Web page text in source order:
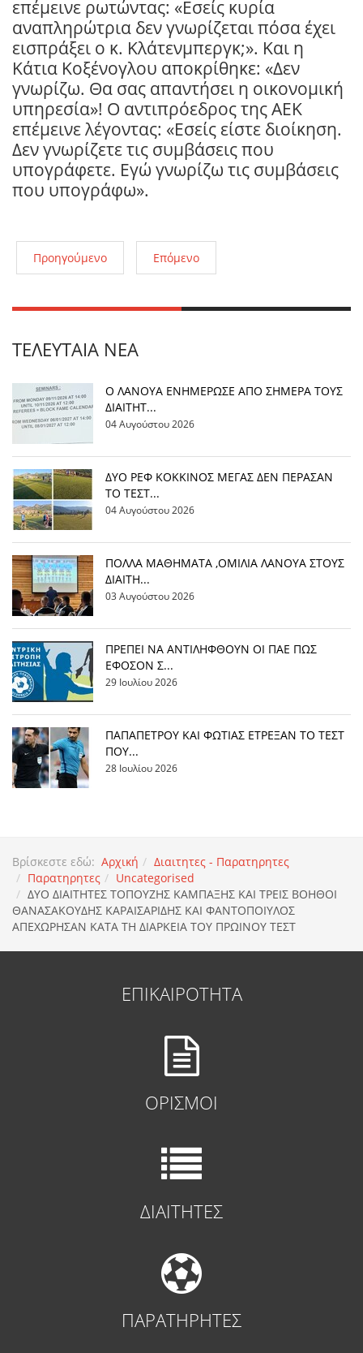
επέμεινε ρωτώντας: «Εσείς κυρία
αναπληρώτρια δεν γνωρίζεται πόσα έχει
εισπράξει ο κ. Κλάτενμπεργκ;». Και η
Κάτια Κοξένογλου αποκρίθηκε: «Δεν
γνωρίζω. Θα σας απαντήσει η οικονομική
υπηρεσία»! Ο αντιπρόεδρος της ΑΕΚ
επέμεινε λέγοντας: «Εσείς είστε διοίκηση.
Δεν γνωρίζετε τις συμβάσεις που
υπογράφετε. Εγώ γνωρίζω τις συμβάσεις
που υπογράφω».
Προηγούμενο Επόμενο
ΤΕΛΕΥΤΑΊΑ ΝΈΑ
Ο ΛΑΝΟΥΑ ΕΝΗΜΕΡΩΣΕ ΑΠΟ ΣΗΜΕΡΑ ΤΟΥΣ
ΔΙΑΙΤΗΤ...
04 Αυγούστου 2026
ΔΥΟ ΡΕΦ ΚΟΚΚΙΝΟΣ ΜΕΓΑΣ ΔΕΝ ΠΕΡΑΣΑΝ
ΤΟ ΤΕΣΤ...
04 Αυγούστου 2026
ΠΟΛΛΑ ΜΑΘΗΜΑΤΑ ,ΟΜΙΛΙΑ ΛΑΝΟΥΑ ΣΤΟΥΣ
ΔΙΑΙΤΗ...
03 Αυγούστου 2026
ΠΡΕΠΕΙ ΝΑ ΑΝΤΙΛΗΦΘΟΥΝ ΟΙ ΠΑΕ ΠΩΣ
ΕΦΟΣΟΝ Σ...
29 Ιουλίου 2026
ΠΑΠΑΠΕΤΡΟΥ ΚΑΙ ΦΩΤΙΑΣ ΕΤΡΕΞΑΝ ΤΟ ΤΕΣΤ
ΠΟΥ...
28 Ιουλίου 2026
Βρίσκεστε εδώ: Αρχική
Διαιτητες - Παρατηρητες
Παρατηρητες
Uncategorised
ΔΥΟ ΔΙΑΙΤΗΤΕΣ ΤΟΠΟΥΖΗΣ ΚΑΜΠΑΞΗΣ ΚΑΙ ΤΡΕΙΣ ΒΟΗΘΟΙ
ΘΑΝΑΣΑΚΟΥΔΗΣ ΚΑΡΑΙΣΑΡΙΔΗΣ ΚΑΙ ΦΑΝΤΟΠΟΙΥΛΟΣ
ΑΠΕΧΩΡΗΣΑΝ ΚΑΤΑ ΤΗ ΔΙΑΡΚΕΙΑ ΤΟΥ ΠΡΩΙΝΟΥ ΤΕΣΤ
ΕΠΙΚΑΙΡΟΤΗΤΑ
ΟΡΙΣΜΟΙ
ΔΙΑΙΤΗΤΕΣ
ΠΑΡΑΤΗΡΗΤΕΣ